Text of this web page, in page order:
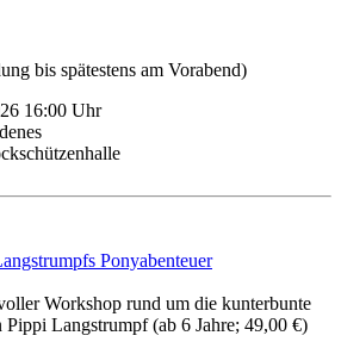
bis spätestens am Vorabend)
16:00 Uhr
Ponyabenteuer
Workshop rund um die kunterbunte
Pippi Langstrumpf (ab 6 Jahre; 49,00 €)